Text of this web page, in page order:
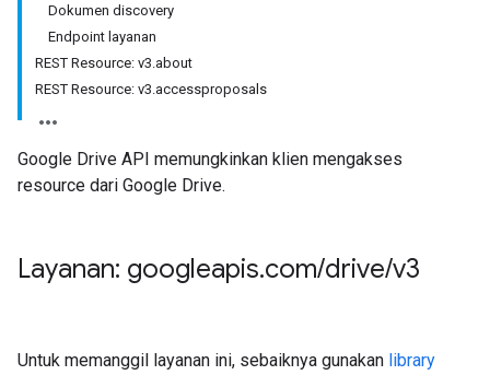
Dokumen discovery
Endpoint layanan
REST Resource: v3.about
REST Resource: v3.accessproposals
Google Drive API memungkinkan klien mengakses
resource dari Google Drive.
Layanan: googleapis.com/drive/v3
Untuk memanggil layanan ini, sebaiknya gunakan library